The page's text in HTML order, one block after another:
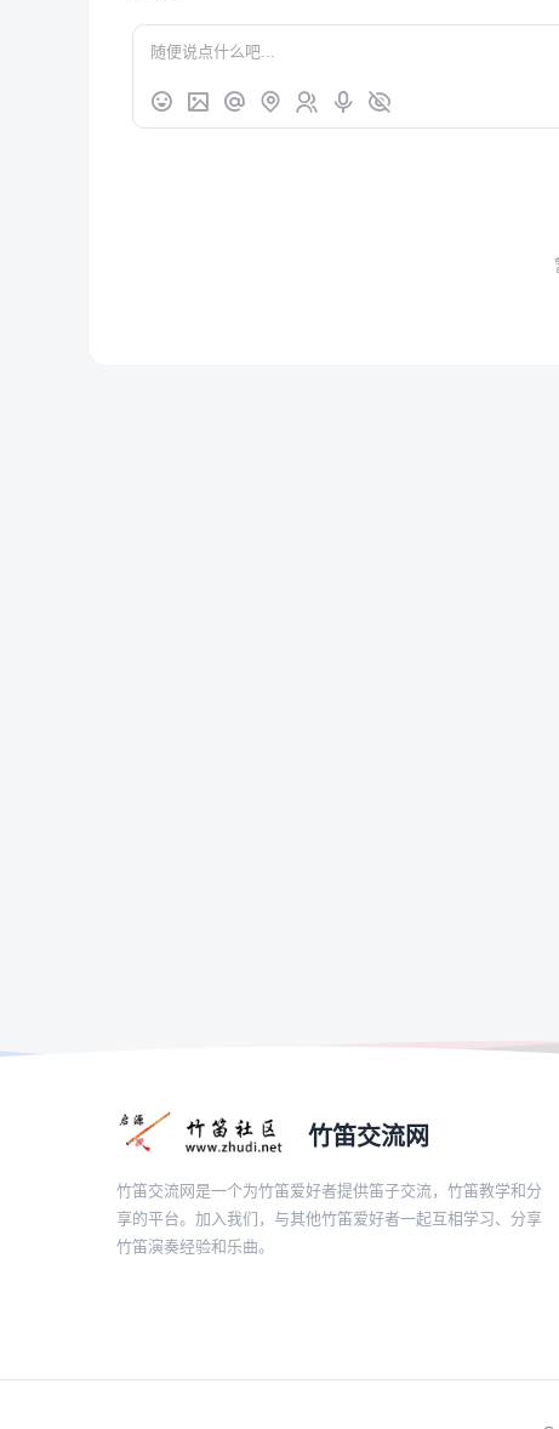
竹笛交流网
竹笛交流网是一个为竹笛爱好者提供笛子交流，竹笛教学和分
享的平台。加入我们，与其他竹笛爱好者一起互相学习、分享
竹笛演奏经验和乐曲。